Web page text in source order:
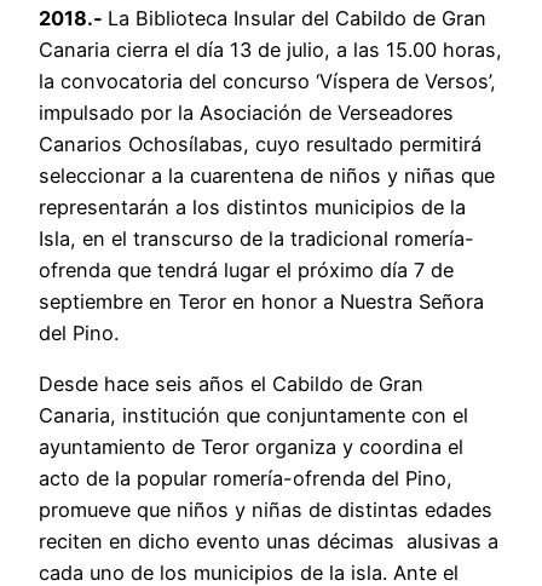
2018.- La Biblioteca Insular del Cabildo de Gran
Canaria cierra el día 13 de julio, a las 15.00 horas,
la convocatoria del concurso ‘Víspera de Versos’,
impulsado por la Asociación de Verseadores
Canarios Ochosílabas, cuyo resultado permitirá
seleccionar a la cuarentena de niños y niñas que
representarán a los distintos municipios de la
Isla, en el transcurso de la tradicional romería-
ofrenda que tendrá lugar el próximo día 7 de
septiembre en Teror en honor a Nuestra Señora
del Pino.
Desde hace seis años el Cabildo de Gran
Canaria, institución que conjuntamente con el
ayuntamiento de Teror organiza y coordina el
acto de la popular romería-ofrenda del Pino,
promueve que niños y niñas de distintas edades
reciten en dicho evento unas décimas alusivas a
cada uno de los municipios de la isla. Ante el